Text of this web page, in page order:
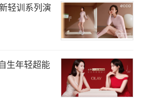
丹演绎TRAINING综训系列
精准，舞出自由
轻训系列演
生年轻超能